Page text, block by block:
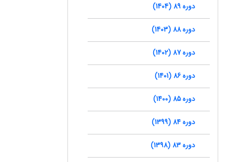
دوره 89 (1404)
دوره 88 (1403)
دوره 87 (1402)
دوره 86 (1401)
دوره 85 (1400)
دوره 84 (1399)
دوره 83 (1398)